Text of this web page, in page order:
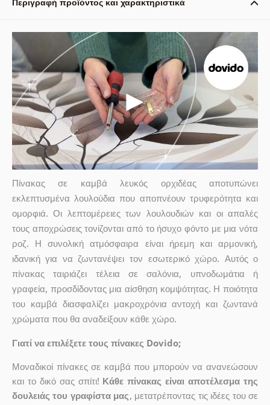
Πίνακας σε καμβά λευκός ορχιδέας αποτυπώνει
εκλεπτυσμένα λουλούδια που αποπνέουν τρυφερότητα και
ομορφιά. Οι λεπτομέρειες των λουλουδιών και οι απαλές
τους αποχρώσεις τονίζονται από το ήσυχο φόντο με μια νότα
ροζ. Η συνολική ατμόσφαιρα είναι ήρεμη και αρμονική,
ιδανική για να ζωντανέψει τον εσωτερικό χώρο. Αυτός ο
πίνακας ταιριάζει τέλεια σε σαλόνια, υπνοδωμάτια ή
γραφεία, προσδίδοντας μια αίσθηση κομψότητας. Η ποιότητα
του καμβά διασφαλίζει μακροχρόνια αντοχή και ζωντανά
χρώματα που θα αναδείξουν κάθε χώρο.
Γιατί να επιλέξετε τους πίνακες Dovido;
Μοναδικοί πίνακες σε καμβά που μπορούν να ανανεώσουν
και το δικό σας σπίτι! Κάθε πίνακας είναι αποτέλεσμα της
δουλειάς του γραφίστα μας, μετατρέποντας τις ιδέες του σε